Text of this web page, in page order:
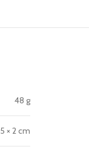
48 g
× 2 cm